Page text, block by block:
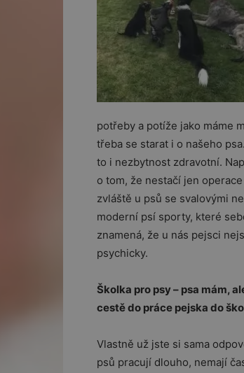
potřeby a potíže jako máme
třeba se starat i o našeho
to i nezbytnost zdravotní.
o tom, že nestačí jen
zvláště u psů se svalovými
moderní psí sporty, které
znamená, že u nás pejsci
psychicky.
Školka pro psy – psa mám,
cestě do práce pejska do
Vlastně už jste si sama
psů pracují dlouho, nemají